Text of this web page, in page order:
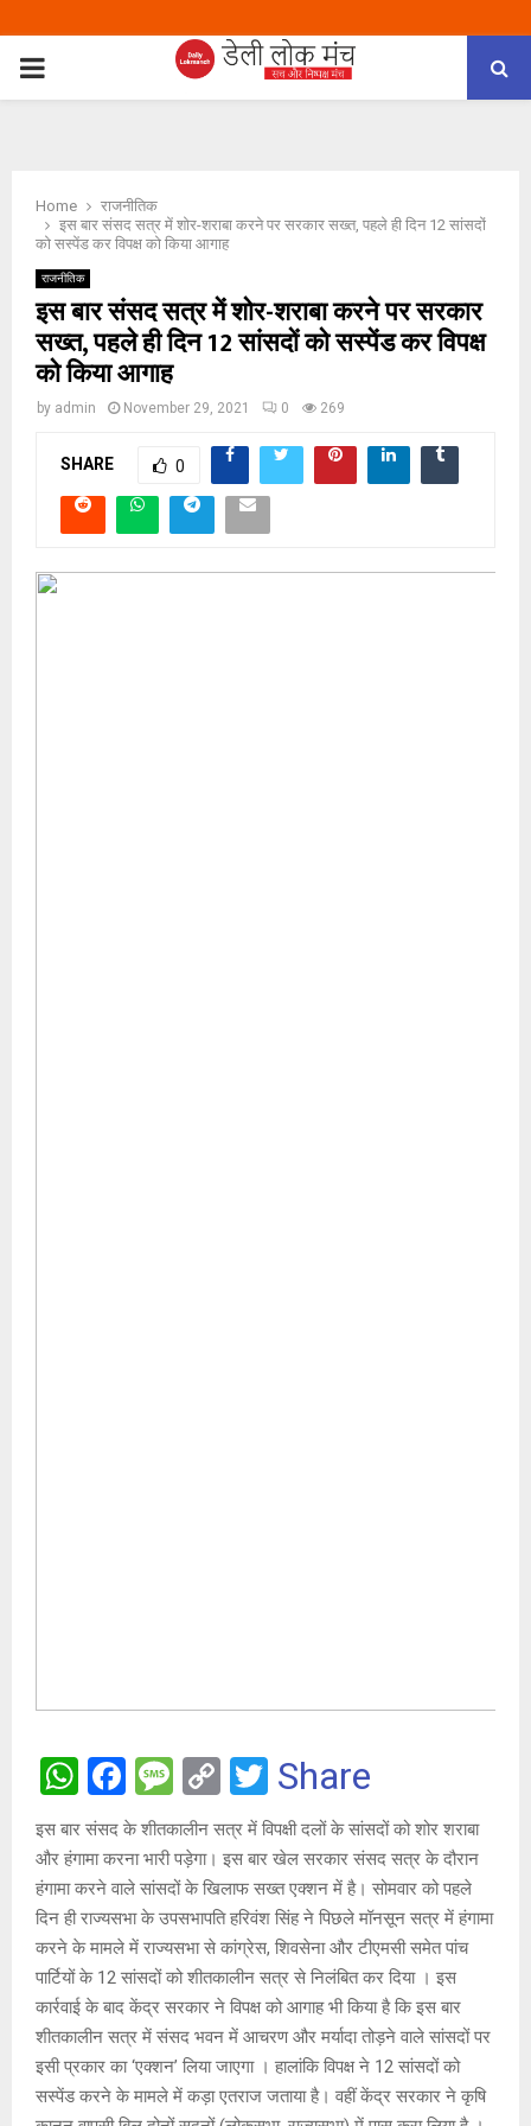
PRIMARY
Home
राजनीतिक
इस बार संसद सत्र में शोर-शराबा करने पर सरकार सख्त, पहले ही दिन 12 सांसदों
को सस्पेंड कर विपक्ष को किया आगाह
राजनीतिक
इस बार संसद सत्र में शोर-शराबा करने पर सरकार
सख्त, पहले ही दिन 12 सांसदों को सस्पेंड कर विपक्ष
को किया आगाह
by admin November 29, 2021 0 269
SHARE 0
W
h
at
s
A
p
p
F
a
ce
b
o
o
k
M
es
s
a
g
e
C
o
py
Li
n
k
T
wi
tt
er
Share
इस बार संसद के शीतकालीन सत्र में विपक्षी दलों के सांसदों को शोर शराबा
और हंगामा करना भारी पड़ेगा। इस बार खेल सरकार संसद सत्र के दौरान
हंगामा करने वाले सांसदों के खिलाफ सख्त एक्शन में है। सोमवार को पहले
दिन ही राज्यसभा के उपसभापति हरिवंश सिंह ने पिछले मॉनसून सत्र में हंगामा
करने के मामले में राज्यसभा से कांग्रेस, शिवसेना और टीएमसी समेत पांच
पार्टियों के 12 सांसदों को शीतकालीन सत्र से निलंबित कर दिया । इस
कार्रवाई के बाद केंद्र सरकार ने विपक्ष को आगाह भी किया है कि इस बार
शीतकालीन सत्र में संसद भवन में आचरण और मर्यादा तोड़ने वाले सांसदों पर
इसी प्रकार का ‘एक्शन’ लिया जाएगा । हालांकि विपक्ष ने 12 सांसदों को
सस्पेंड करने के मामले में कड़ा एतराज जताया है। वहीं केंद्र सरकार ने कृषि